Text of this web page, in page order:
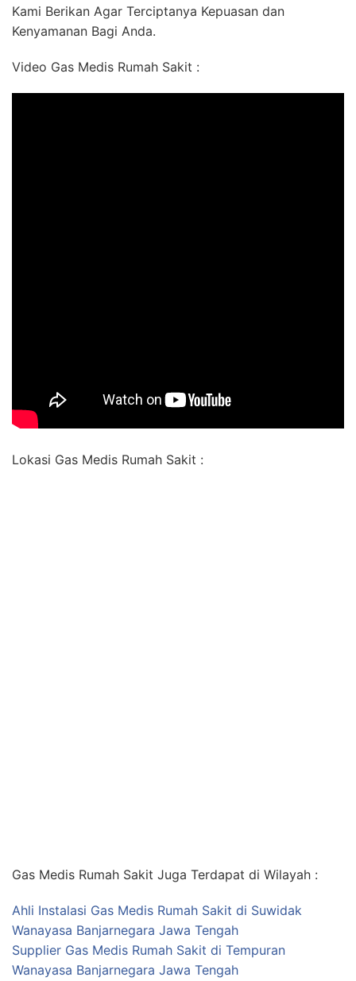
Kami Berikan Agar Terciptanya Kepuasan dan
Kenyamanan Bagi Anda.
Video Gas Medis Rumah Sakit :
Lokasi Gas Medis Rumah Sakit :
Gas Medis Rumah Sakit Juga Terdapat di Wilayah :
Ahli Instalasi Gas Medis Rumah Sakit di Suwidak
Wanayasa Banjarnegara Jawa Tengah
Supplier Gas Medis Rumah Sakit di Tempuran
Wanayasa Banjarnegara Jawa Tengah